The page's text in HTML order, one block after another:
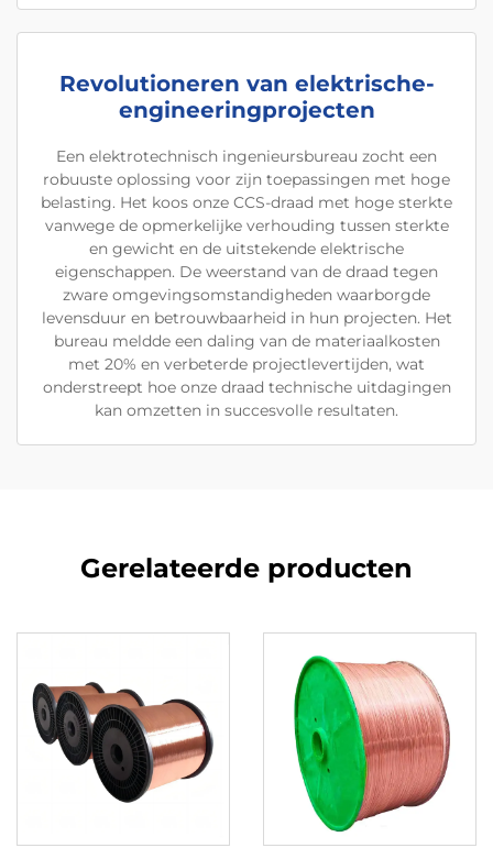
Revolutioneren van elektrische-
engineeringprojecten
Een elektrotechnisch ingenieursbureau zocht een
robuuste oplossing voor zijn toepassingen met hoge
belasting. Het koos onze CCS-draad met hoge sterkte
vanwege de opmerkelijke verhouding tussen sterkte
en gewicht en de uitstekende elektrische
eigenschappen. De weerstand van de draad tegen
zware omgevingsomstandigheden waarborgde
levensduur en betrouwbaarheid in hun projecten. Het
bureau meldde een daling van de materiaalkosten
met 20% en verbeterde projectlevertijden, wat
onderstreept hoe onze draad technische uitdagingen
kan omzetten in succesvolle resultaten.
Gerelateerde producten